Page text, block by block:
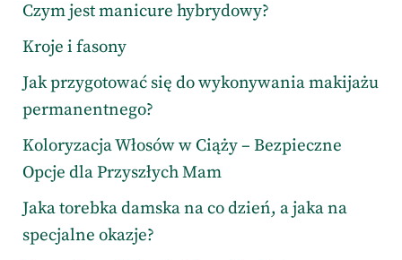
Czym jest manicure hybrydowy?
Kroje i fasony
Jak przygotować się do wykonywania makijażu
permanentnego?
Koloryzacja Włosów w Ciąży – Bezpieczne
Opcje dla Przyszłych Mam
Jaka torebka damska na co dzień, a jaka na
specjalne okazje?